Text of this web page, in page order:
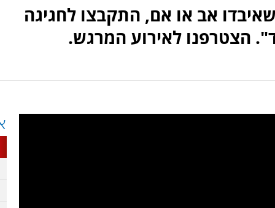
הארץ שאיבדו אב או אם, התקבצו לחגיגה
הצטרפנו לאירוע המרגש.